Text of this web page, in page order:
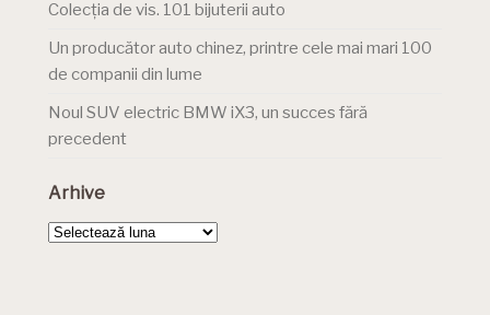
Colecția de vis. 101 bijuterii auto
Un producător auto chinez, printre cele mai mari 100
de companii din lume
Noul SUV electric BMW iX3, un succes fără
precedent
Arhive
Arhive